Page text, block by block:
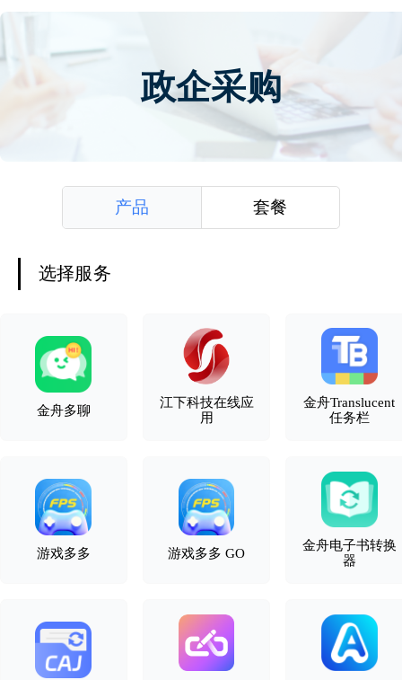
政企采购
产品 套餐
选择服务
金舟多聊
江下科技在线应
用
金舟Translucent
任务栏
游戏多多 游戏多多 GO
金舟电子书转换
器